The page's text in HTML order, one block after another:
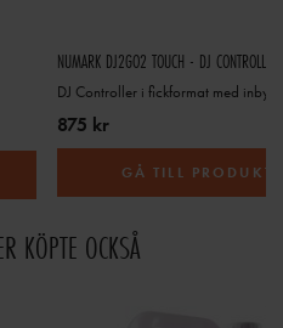
NUMARK DJ2GO2 TOUCH - DJ CONTROLLER
875 kr
GÅ TILL PRODUKT
KÖPTE OCKSÅ